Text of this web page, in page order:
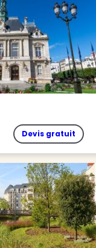
Devis gratuit